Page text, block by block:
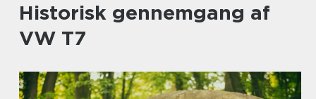
Historisk gennemgang af
VW T7